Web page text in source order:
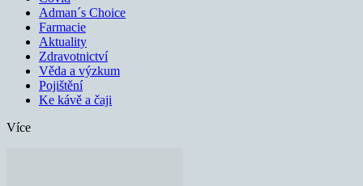
Adman´s Choice
Farmacie
Aktuality
Zdravotnictví
Věda a výzkum
Pojištění
Ke kávě a čaji
Více